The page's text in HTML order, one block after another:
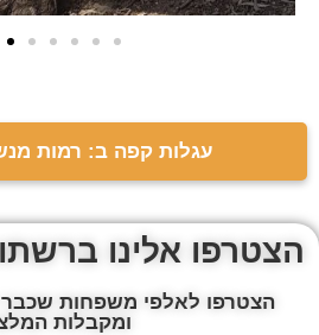
עגלות קפה ב: רמות
הצטרפו אלינו
הצטרפו לאלפי משפחות
ומקבלות